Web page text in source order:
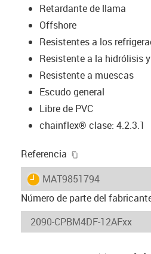
Retardante de llama
Offshore
Resistentes a los
Resistente a la hidrólisis
Resistente a muescas
Escudo general
Libre de PVC
chainflex® clase: 4.2.3.1
Referencia
igus-icon-lieferzeit
MAT9851794
Número de parte del